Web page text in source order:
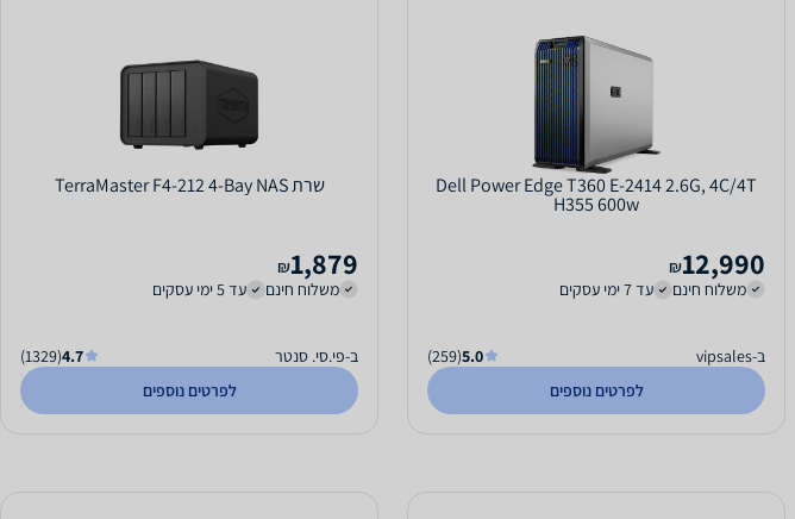
Dell Power Edge T360 E-2414 2.6G, 4C/4T
H355 600w
12,990
₪
משלוח חינם
עד 7 ימי עסקים
ב-vipsales 5.0
(259)
לפרטים נוספים
שרת TerraMaster F4-212 4-Bay NAS
1,879
₪
משלוח חינם
עד 5 ימי עסקים
ב-פי.סי. סנטר 4.7
(1329)
לפרטים נוספים